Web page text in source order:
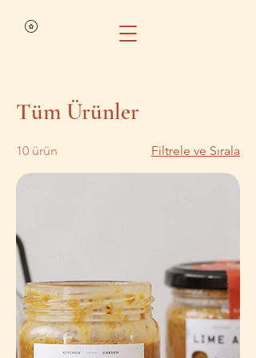
Tüm Ürünler
10 ürün Filtrele ve Sırala